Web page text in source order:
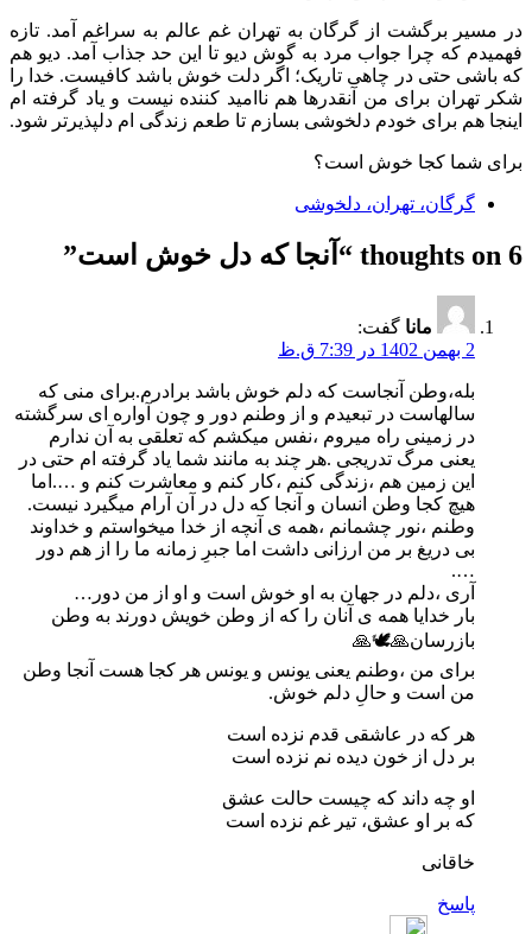
در مسیر برگشت از گرگان به تهران غم عالم به سراغم آمد. تازه
فهمیدم که چرا جواب مرد به گوش دیو تا این حد جذاب آمد. دیو هم
که باشی حتی در چاهی تاریک؛ اگر دلت خوش باشد کافیست. خدا را
شکر تهران برای من آنقدرها هم ناامید کننده نیست و یاد گرفته ام
اینجا هم برای خودم دلخوشی بسازم تا طعم زندگی ام دلپذیرتر شود.
برای شما کجا خوش است؟
گرگان، تهران، دلخوشی
6 thoughts on “ آنجا که دل خوش است”
مانا گفت:
2 بهمن 1402 در 7:39 ق.ظ
بله،وطن آنجاست که دلم خوش باشد برادرم.برای منی که
سالهاست در تبعیدم و از وطنم دور و چون آواره ای سرگشته
در زمینی راه میروم ،نفس میکشم که تعلقی به آن ندارم
یعنی مرگ تدریجی .هر چند به مانند شما یاد گرفته ام حتی در
این زمین هم ،زندگی کنم ،کار کنم و معاشرت کنم و ….اما
هیچ کجا وطن انسان و آنجا که دل در آن آرام میگیرد نیست.
وطنم ،نور چشمانم ،همه ی آنچه از خدا میخواستم و خداوند
بی دریغ بر من ارزانی داشت اما جبرِ زمانه ما را از هم دور
….
آری ،دلم در جهان به او خوش است و او از من دور…
بار خدایا همه ی آنان را که از وطن خویش دورند به وطن
بازرسان🙏🕊️🙏
برای من ،وطنم یعنی یونس و یونس هر کجا هست آنجا وطن
من است و حالِ دلم خوش.
هر که در عاشقی قدم نزده است
بر دل از خون دیده نم نزده است
او چه داند که چیست حالت عشق
که بر او عشق، تیر غم نزده است
خاقانی
پاسخ